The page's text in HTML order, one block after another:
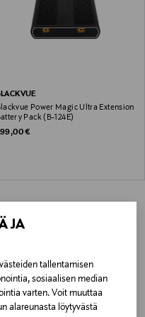
JA
tallentamisen
sosiaalisen median
varten. Voit muuttaa
alareunasta löytyvästä
Power Magic Ultra Extension
Pack (B-124E)
Price
€